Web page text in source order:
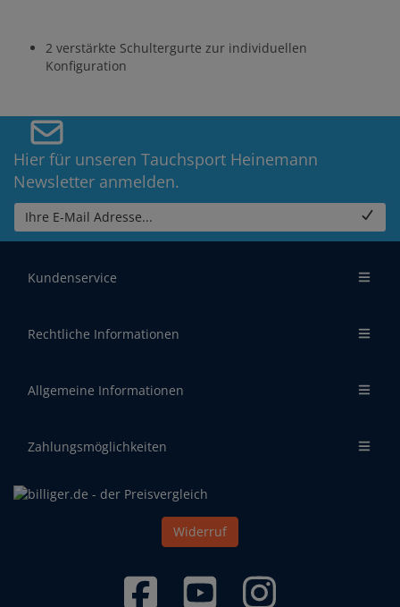
2 verstärkte Schultergurte zur individuellen
Konfiguration
Hier für unseren Tauchsport Heinemann
Newsletter anmelden.
Ihre E-Mail Adresse...
Kundenservice
Rechtliche Informationen
Allgemeine Informationen
Zahlungsmöglichkeiten
Widerruf